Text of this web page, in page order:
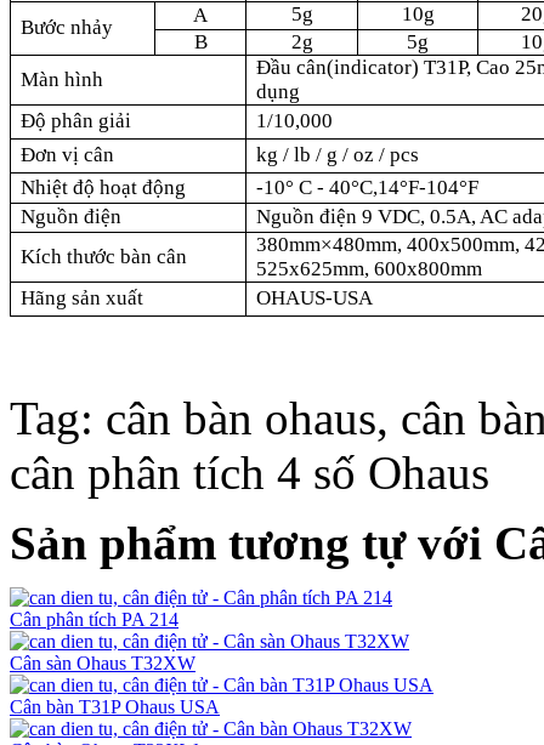
Bước nhảy
A 5g 10g
B
2g 5g
Màn hình
Đầu cân(indicator) T31P, Cao
dụng
Độ phân giải
1/10,000
Đơn vị cân
kg / lb / g / oz / pcs
Nhiệt độ hoạt động
-10° C - 40°C,14°F-104°F
Nguồn điện
Nguồn điện 9 VDC, 0.5A, AC
Kích thước bàn cân
380mm×480mm, 400x500mm,
525x625mm, 600x800mm
Hãng sản xuất
OHAUS-USA
Tag: cân bàn ohaus, cân
cân phân tích 4 số Ohaus
Sản phẩm tương tự với
Cân phân tích PA 214
Cân sàn Ohaus T32XW
Cân bàn T31P Ohaus USA